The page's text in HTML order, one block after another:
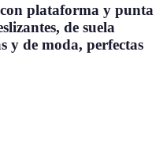
plataforma y punta
de suela
y de moda, perfectas